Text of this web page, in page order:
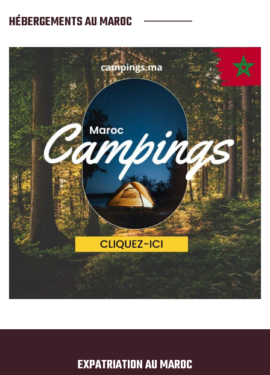
HÉBERGEMENTS AU MAROC
EXPATRIATION AU MAROC